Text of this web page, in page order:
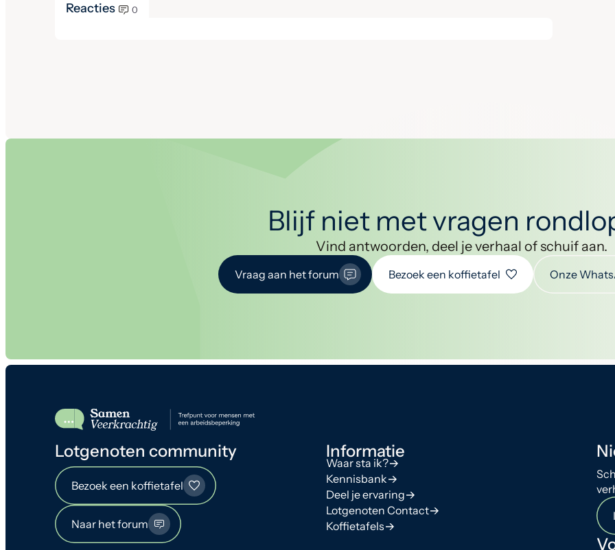
Reacties 0
Blijf niet met vragen
Vind antwoorden, deel je verhaal of schuif aan.
Vraag aan het forum Bezoek een koffietafel Onze
Lotgenoten community
Bezoek een koffietafel
Naar het forum
Informatie
Waar sta ik?
Kennisbank
Deel je ervaring
Lotgenoten Contact
Koffietafels